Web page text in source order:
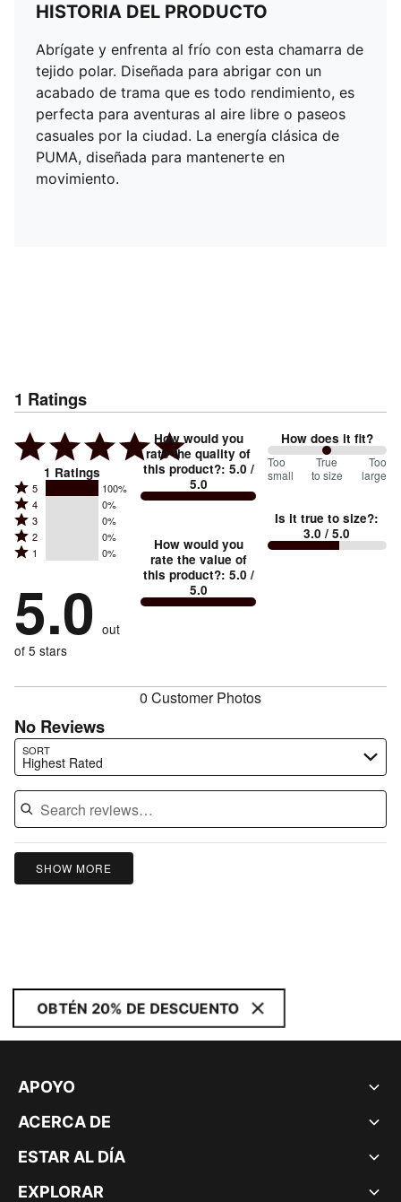
HISTORIA DEL PRODUCTO
Abrígate y enfrenta al frío con esta chamarra de
tejido polar. Diseñada para abrigar con un
acabado de trama que es todo rendimiento, es
perfecta para aventuras al aire libre o paseos
casuales por la ciudad. La energía clásica de
PUMA, diseñada para mantenerte en
movimiento.
1 Ratings
1 Ratings
Rated
5
stars
by
of
reviewers
5 100%
Rated
4
stars
by
of
reviewers
4 0%
Rated
3
stars
0%
of
reviewers
3 0%
Rated
2
by
0%
of
reviewers
2 0%
Rated
stars
by
0%
of
1 0%
5.0 out
of 5 stars
How would you
rate the quality of
this product?: 5.0 /
5.0
How would you
rate the value of
this product?: 5.0 /
5.0
How does it fit?
100
between
small
and
Too
small
True
to size
Too
large
Is it true to size?:
3.0 / 5.0
0 Customer Photos
No Reviews
SORT
Highest Rated
Search reviews…
SHOW MORE
OBTÉN 20% DE DESCUENTO
APOYO
ACERCA DE
ESTAR AL DÍA
EXPLORAR